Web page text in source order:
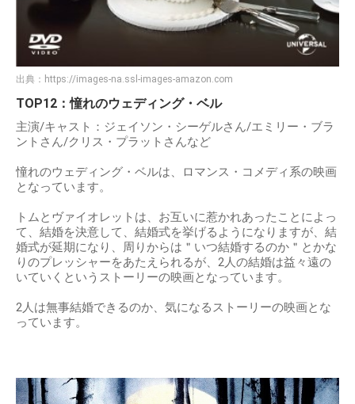
出典： https://images-na.ssl-images-amazon.com
TOP12：憧れのウェディング・ベル
主演/キャスト：ジェイソン・シーゲルさん/エミリー・ブラ
ントさん/クリス・プラットさんなど
憧れのウェディング・ベルは、ロマンス・コメディ系の映画
となっています。
トムとヴァイオレットは、お互いに惹かれあったことによっ
て、結婚を決意して、結婚式を挙げるようになりますが、結
婚式が延期になり、周りからは＂いつ結婚するのか＂とかな
りのプレッシャーをあたえられるが、2人の結婚は益々遠の
いていくというストーリーの映画となっています。
2人は無事結婚できるのか、気になるストーリーの映画とな
っています。